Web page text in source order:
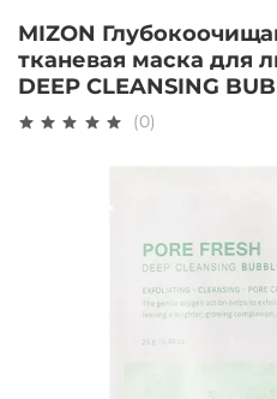
MIZON
тканевая маска для
DEEP CLEANSING
(0)